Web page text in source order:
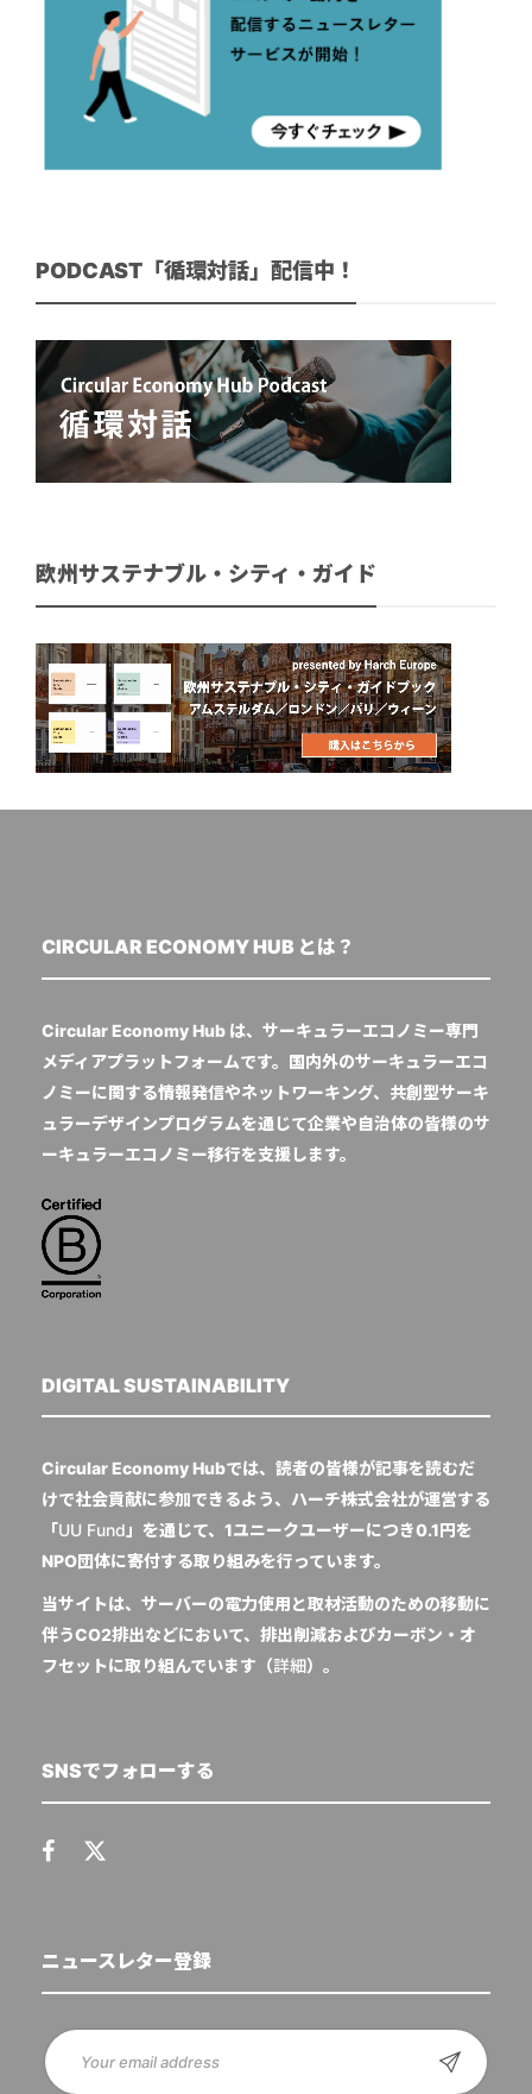
PODCAST「循環対話」配信中！
欧州サステナブル・シティ・ガイド
CIRCULAR ECONOMY HUB とは？
Circular Economy Hub は、サーキュラーエコノミー専門
メディアプラットフォームです。国内外のサーキュラーエコ
ノミーに関する情報発信やネットワーキング、共創型サーキ
ュラーデザインプログラムを通じて企業や自治体の皆様のサ
ーキュラーエコノミー移行を支援します。
DIGITAL SUSTAINABILITY
Circular Economy Hubでは、読者の皆様が記事を読むだ
けで社会貢献に参加できるよう、ハーチ株式会社が運営する
「UU Fund 」を通じて、1ユニークユーザーにつき0.1円を
NPO団体に寄付する取り組みを行っています。
当サイトは、サーバーの電力使用と取材活動のための移動に
伴うCO2排出などにおいて、排出削減およびカーボン・オ
フセットに取り組んでいます（詳細）。
SNSでフォローする
ニュースレター登録